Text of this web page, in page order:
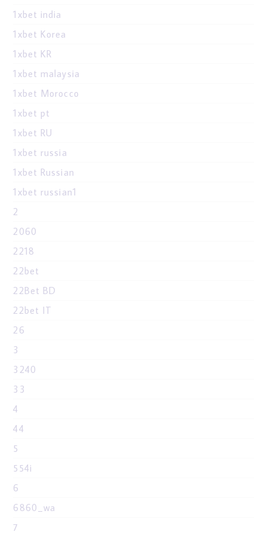
1xbet india
1xbet Korea
1xbet KR
1xbet malaysia
1xbet Morocco
1xbet pt
1xbet RU
1xbet russia
1xbet Russian
1xbet russian1
2
2060
2218
22bet
22Bet BD
22bet IT
26
3
3240
33
4
44
5
554i
6
6860_wa
7